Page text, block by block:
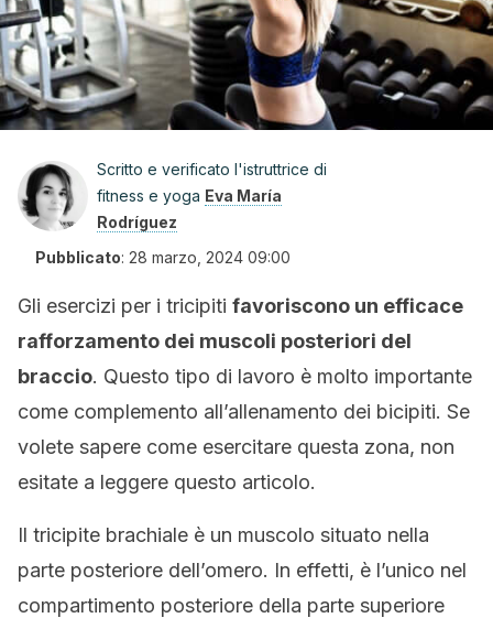
Scritto e verificato l'istruttrice di
fitness e yoga Eva María
Rodríguez
Pubblicato: 28 marzo, 2024 09:00
Gli esercizi per i tricipiti favoriscono un efficace
rafforzamento dei muscoli posteriori del
braccio. Questo tipo di lavoro è molto importante
come complemento all’allenamento dei bicipiti. Se
volete sapere come esercitare questa zona, non
esitate a leggere questo articolo.
Il tricipite brachiale è un muscolo situato nella
parte posteriore dell’omero. In effetti, è l’unico nel
compartimento posteriore della parte superiore